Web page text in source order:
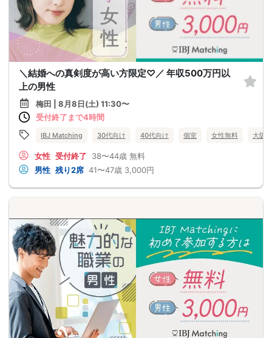
＼結婚への真剣度が高い方限定♡／ 年収500万円以
上の男性
梅田 | 8月8日(土) 11:30〜
受付終了まで4時間
IBJ Matching 30代向け 40代向け 個室 女性無料 大阪府
女性 受付終了 38〜44歳 無料
男性 残り2席 41〜47歳 3,000円